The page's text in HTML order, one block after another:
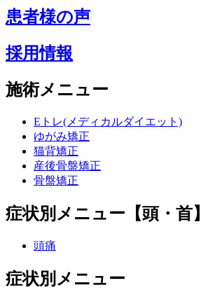
患者様の声
採用情報
施術メニュー
Eトレ(メディカルダイエット)
ゆがみ矯正
猫背矯正
産後骨盤矯正
骨盤矯正
症状別メニュー【頭・首】
頭痛
症状別メニュー